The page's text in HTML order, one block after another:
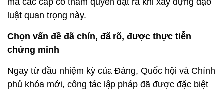
mà các cấp có thẩm quyền đặt ra khi xây dựng đạo
luật quan trọng này.
Chọn vấn đề đã chín, đã rõ, được thực tiễn
chứng minh
Ngay từ đầu nhiệm kỳ của Đảng, Quốc hội và Chính
phủ khóa mới, công tác lập pháp đã được đặc biệt